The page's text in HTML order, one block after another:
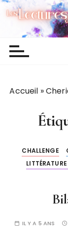
P
Accueil »
CHALLENGE
IL Y A 5 ANS